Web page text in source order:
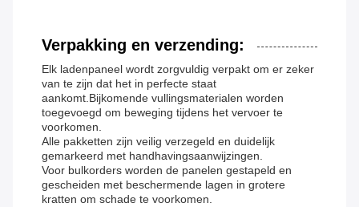
Verpakking en verzending:
Elk ladenpaneel wordt zorgvuldig verpakt om er zeker
van te zijn dat het in perfecte staat
aankomt.Bijkomende vullingsmaterialen worden
toegevoegd om beweging tijdens het vervoer te
voorkomen.
Alle pakketten zijn veilig verzegeld en duidelijk
gemarkeerd met handhavingsaanwijzingen.
Voor bulkorders worden de panelen gestapeld en
gescheiden met beschermende lagen in grotere
kratten om schade te voorkomen.